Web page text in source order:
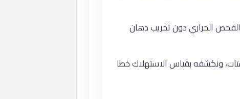
الحراري دون تخريب دهان
ونكشفه بقياس الاستهلاك خطا